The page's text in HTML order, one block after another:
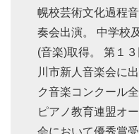
幌校芸術文化過程
奏会出演。 中学校
(音楽)取得。 第１
川市新人音楽会に
ク音楽コンクール
ピアノ教育連盟オ